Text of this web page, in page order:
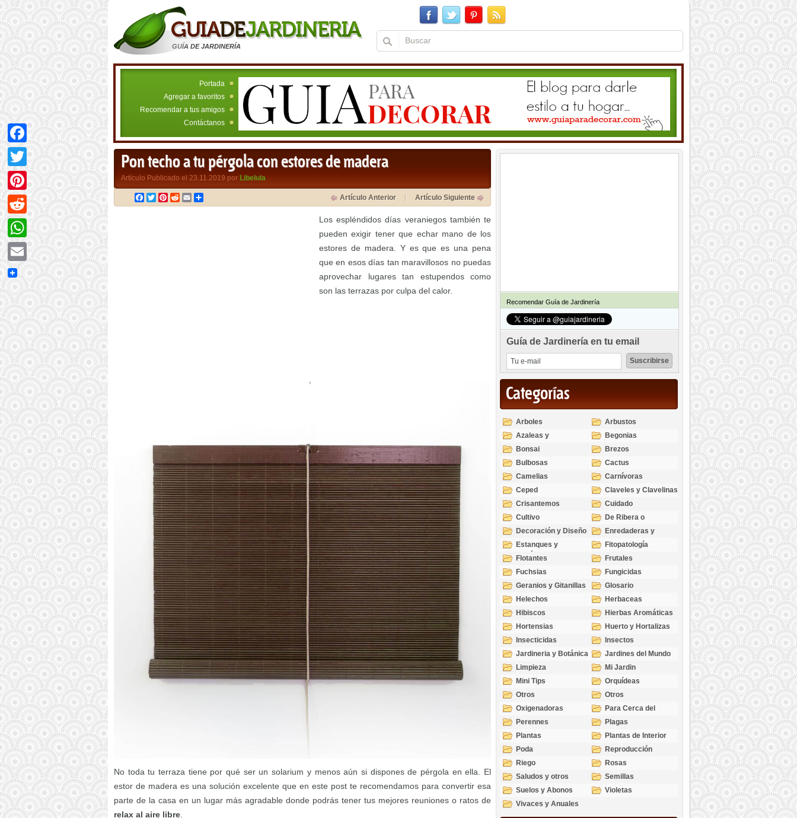
GUÍA DE JARDINERÍA
Portada
Agregar a favoritos
Recomendar a tus amigos
Contáctanos
Pon techo a tu pérgola con estores de madera
Artículo Publicado el 23.11.2019 por Libelula
Facebook
TwitterPinterest
RedditEmail Artículo Anterior Artículo Siguiente
Los espléndidos días veraniegos también te
pueden exigir tener que echar mano de los
estores de madera. Y es que es una pena
que en esos días tan maravillosos no puedas
aprovechar lugares tan estupendos como
son las terrazas por culpa del calor.
No toda tu terraza tiene por qué ser un solarium y menos aún si dispones de pérgola en ella. El
estor de madera es una solución excelente que en este post te recomendamos para convertir esa
parte de la casa en un lugar más agradable donde podrás tener tus mejores reuniones o ratos de
relax al aire libre
Recomendar Guía de Jardinería
Guía de Jardinería en tu email
Categorías
Arboles
Arbustos
Azaleas y
Rododendros
Begonias
Bonsai
Brezos
Bulbosas
Cactus
Camelias
Carnívoras
Ceped
Claveles y Clavelinas
Crisantemos
Cuidado
Cultivo
De Ribera o
Palustres
Decoración y Diseño
Enredaderas y
cubresuelos
Estanques y
Acuáticas
Fitopatología
Flotantes
Frutales
Fuchsias
Fungicidas
Geranios y Gitanillas
Glosario
Helechos
Herbaceas
Hibiscos
Hierbas Aromáticas
Hortensias
Huerto y Hortalizas
Insecticidas
Insectos
Jardineria y Botánica
Jardines del Mundo
Limpieza
Mi Jardin
Mini Tips
Orquídeas
Otros
Otros
Oxigenadoras
Para Cerca del
Estanque
Perennes
Plagas
Plantas
Plantas de Interior
Poda
Reproducción
Riego
Rosas
Saludos y otros
temas
Semillas
Suelos y Abonos
Violetas
Vivaces y Anuales
Facebook
Twitter
Pinterest
Reddit
WhatsApp
Email